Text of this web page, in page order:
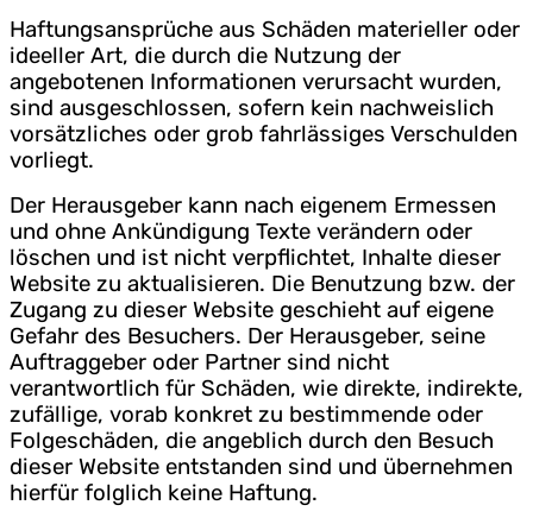
Haftungsansprüche aus Schäden materieller oder
ideeller Art, die durch die Nutzung der
angebotenen Informationen verursacht wurden,
sind ausgeschlossen, sofern kein nachweislich
vorsätzliches oder grob fahrlässiges Verschulden
vorliegt.
Der Herausgeber kann nach eigenem Ermessen
und ohne Ankündigung Texte verändern oder
löschen und ist nicht verpflichtet, Inhalte dieser
Website zu aktualisieren. Die Benutzung bzw. der
Zugang zu dieser Website geschieht auf eigene
Gefahr des Besuchers. Der Herausgeber, seine
Auftraggeber oder Partner sind nicht
verantwortlich für Schäden, wie direkte, indirekte,
zufällige, vorab konkret zu bestimmende oder
Folgeschäden, die angeblich durch den Besuch
dieser Website entstanden sind und übernehmen
hierfür folglich keine Haftung.